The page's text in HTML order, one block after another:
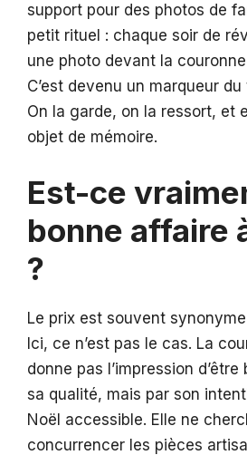
support pour des photos de
petit rituel : chaque soir de
une photo devant la
C’est devenu un marqueur
On la garde, on la ressort, et
objet de mémoire.
Est-ce
bonne affaire
?
Le prix est souvent
Ici, ce n’est pas le cas. La
donne pas l’impression
sa qualité, mais par son
Noël accessible. Elle ne
concurrencer les pièces